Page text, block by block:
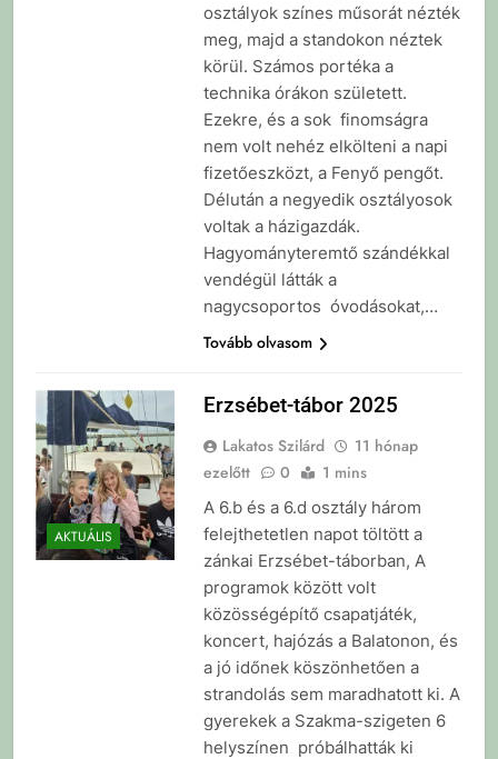
osztályok színes műsorát nézték
meg, majd a standokon néztek
körül. Számos portéka a
technika órákon született.
Ezekre, és a sok finomságra
nem volt nehéz elkölteni a napi
fizetőeszközt, a Fenyő pengőt.
Délután a negyedik osztályosok
voltak a házigazdák.
Hagyományteremtő szándékkal
vendégül látták a
nagycsoportos óvodásokat,…
Tovább olvasom
AKTUÁLIS
Erzsébet-tábor 2025
Lakatos Szilárd
11 hónap
ezelőtt
0 1 mins
A 6.b és a 6.d osztály három
felejthetetlen napot töltött a
zánkai Erzsébet-táborban, A
programok között volt
közösségépítő csapatjáték,
koncert, hajózás a Balatonon, és
a jó időnek köszönhetően a
strandolás sem maradhatott ki. A
gyerekek a Szakma-szigeten 6
helyszínen próbálhatták ki